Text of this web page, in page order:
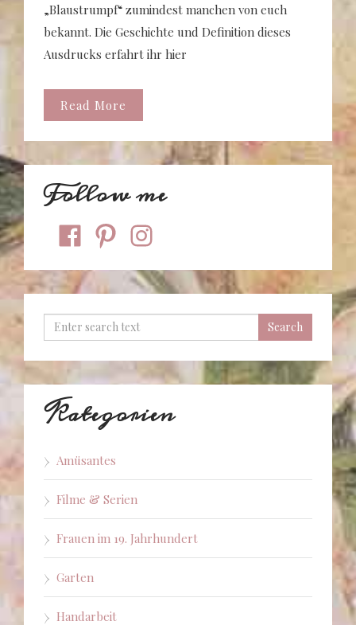
„Blaustrumpf“ zumindest manchen von euch
bekannt. Die Geschichte und Definition dieses
Ausdrucks erfahrt ihr hier
Read More
Follow me
facebookpinterestinstagram
Kategorien
Amüsantes
Filme & Serien
Frauen im 19. Jahrhundert
Garten
Handarbeit